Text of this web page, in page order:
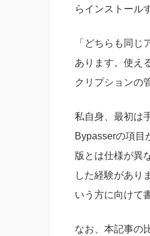
らインストール
「どちらも同
あります。使え
クリプションの
私自身、最初は
Bypasserの項目
版とは仕様が異
した経験があり
いう方に向けて
なお、本記事の